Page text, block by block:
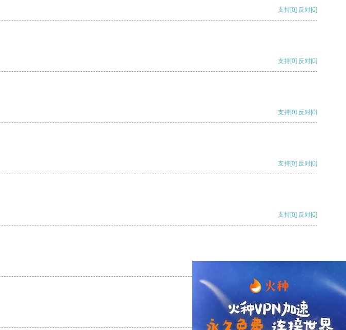
支持[0] 反对[0]
支持[0] 反对[0]
支持[0] 反对[0]
支持[0] 反对[0]
支持[0] 反对[0]
支持 [0] 反对 [0]